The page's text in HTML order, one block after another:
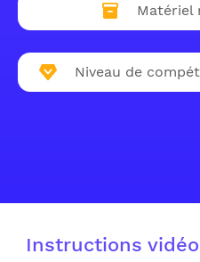
Matériel
Niveau de
Instructions